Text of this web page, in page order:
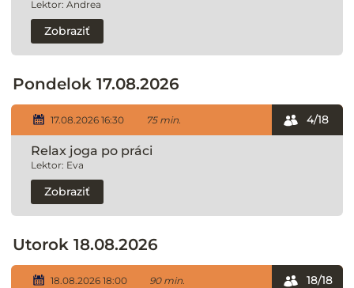
Lektor: Andrea
Zobraziť
Pondelok 17.08.2026
17.08.2026 16:30 75 min.
Relax joga po práci
Lektor: Eva
4/18
Zobraziť
Utorok 18.08.2026
18.08.2026 18:00 90 min. 18/18